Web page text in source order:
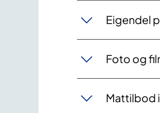
Eigendel
Foto og
Mattilbod